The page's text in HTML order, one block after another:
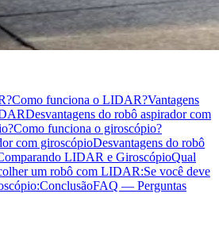
Como funciona o LIDAR?Vantagens
Desvantagens do robô aspirador com
Como funciona o giroscópio?
com giroscópioDesvantagens do robô
LIDAR e GiroscópioQual
um robô com LIDAR:Se você deve
ConclusãoFAQ — Perguntas